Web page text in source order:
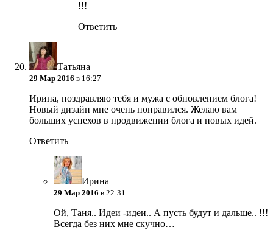
!!!
Ответить
Татьяна
29 Мар 2016 в 16:27
Ирина, поздравляю тебя и мужа с обновлением блога!
Новый дизайн мне очень понравился. Желаю вам
больших успехов в продвижении блога и новых идей.
Ответить
Ирина
29 Мар 2016 в 22:31
Ой, Таня.. Идеи -идеи.. А пусть будут и дальше.. !!!
Всегда без них мне скучно…